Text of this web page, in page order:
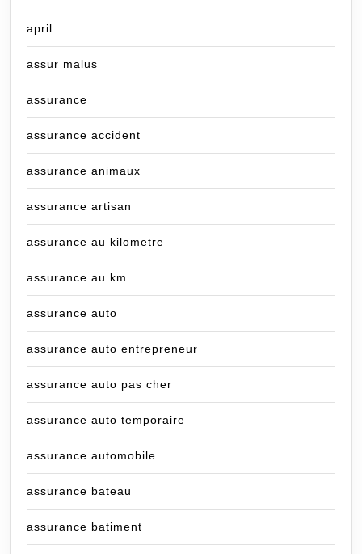
april
assur malus
assurance
assurance accident
assurance animaux
assurance artisan
assurance au kilometre
assurance au km
assurance auto
assurance auto entrepreneur
assurance auto pas cher
assurance auto temporaire
assurance automobile
assurance bateau
assurance batiment